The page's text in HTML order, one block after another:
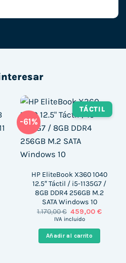
-61%
TÁCTIL
HP EliteBook X360 1040
12.5″ Táctil / i5-1135G7 /
8GB DDR4 256GB M.2
SATA Windows 10
1.170,00€ El
precio
era:
1.170,00 €.
459,00€El
IVA incluido
Añadir al carrito